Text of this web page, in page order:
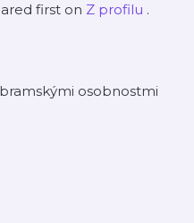
first on Z profilu .
osobnostmi